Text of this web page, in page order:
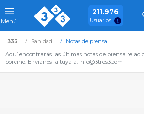
Menú
211.976
Usuarios
333 Sanidad
Notas de prensa
Aquí encontrarás las últimas notas de prensa
porcino. Envianos la tuya a: info@3tres3.com